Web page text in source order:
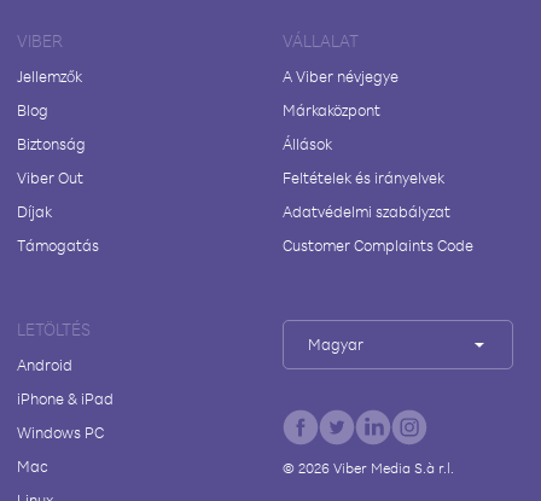
VIBER
Jellemzők
Blog
Biztonság
Viber Out
Díjak
Támogatás
VÁLLALAT
A Viber névjegye
Márkaközpont
Állások
Feltételek és irányelvek
Adatvédelmi szabályzat
Customer Complaints Code
LETÖLTÉS
Android
iPhone & iPad
Windows PC
Mac
Magyar
© 2026Viber Media S.à r.l.